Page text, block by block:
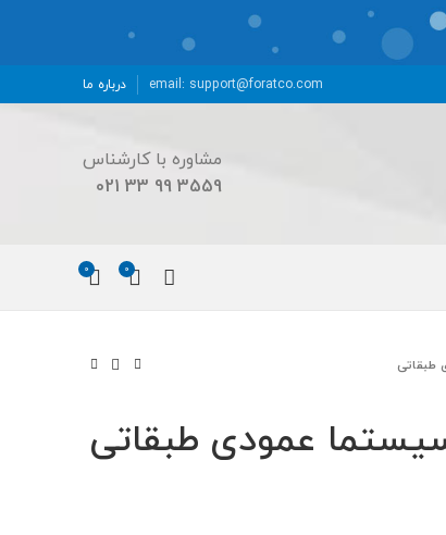
email: support@foratco.com درباره ما
مشاوره با کارشناس
3559 99 33 021
0
0